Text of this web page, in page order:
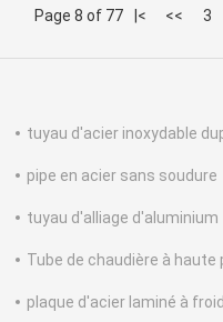
Page 8 of 77 |< << 3
tuyau d'acier inoxydable
pipe en acier sans soudure
tuyau d'alliage d'aluminium
Tube de chaudière à haute
plaque d'acier laminé à froid